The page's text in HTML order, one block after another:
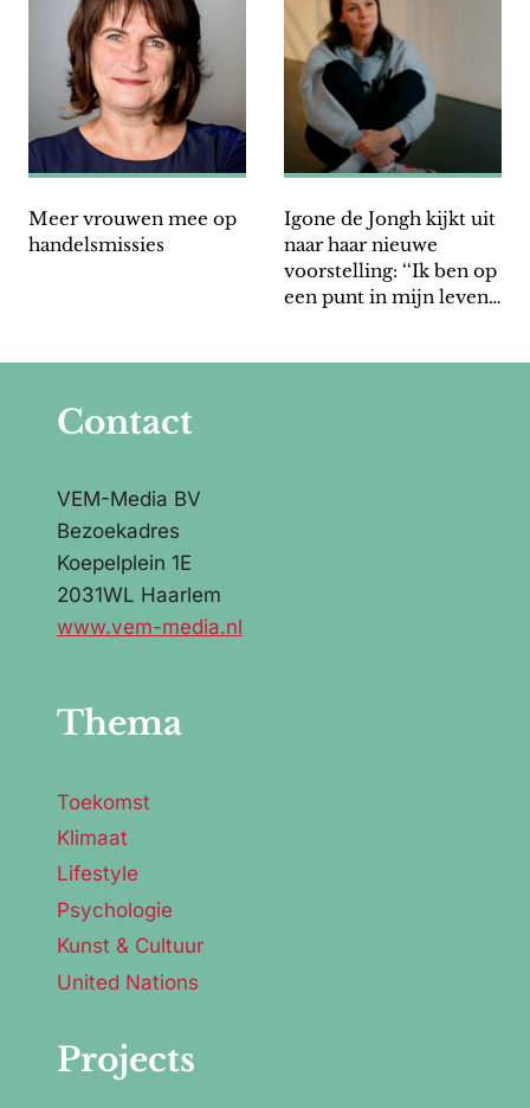
Meer vrouwen mee op
handelsmissies
Igone de Jongh kijkt uit
naar haar nieuwe
voorstelling: ‘‘Ik ben op
een punt in mijn leven
Contact
VEM-Media BV
Bezoekadres
Koepelplein 1E
2031WL Haarlem
www.vem-media.nl
Thema
Toekomst
Klimaat
Lifestyle
Psychologie
Kunst & Cultuur
United Nations
Projects